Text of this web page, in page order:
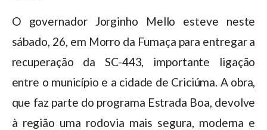
O governador Jorginho Mello esteve neste
sábado, 26, em Morro da Fumaça para entregar a
recuperação da SC-443, importante ligação
entre o município e a cidade de Criciúma. A obra,
que faz parte do programa Estrada Boa, devolve
à região uma rodovia mais segura, moderna e